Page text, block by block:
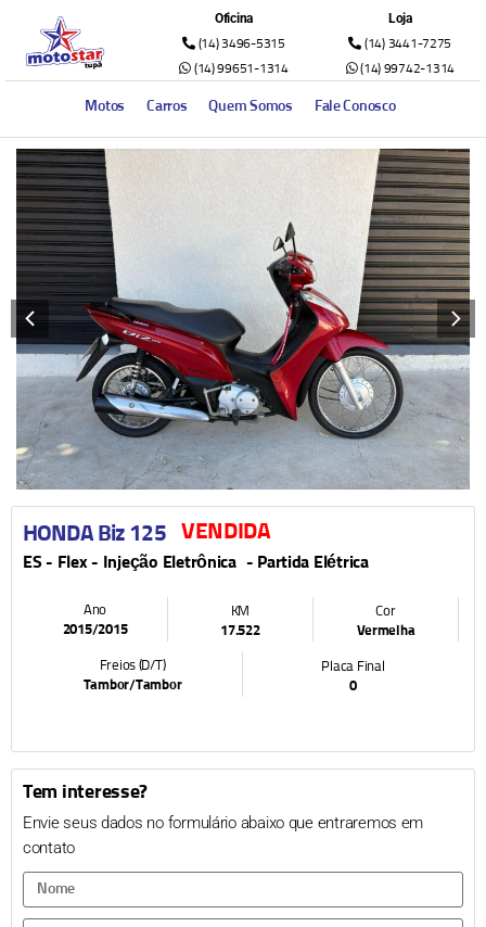
Oficina
(14) 3496-5315
(14) 99651-1314
Loja
(14) 3441-7275
(14) 99742-1314
Motos Carros Quem Somos Fale Conosco
HONDA Biz 125VENDIDA
ES - Flex- Injeção Eletrônica - Partida Elétrica
Ano
2015/2015
KM
17.522
Cor
Vermelha
Freios (D/T)
Tambor/Tambor
Placa Final
0
Tem interesse?
Envie seus dados no formulário abaixo que entraremos em
contato